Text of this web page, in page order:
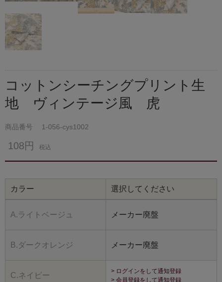
コットンシーチングプリント生
地 ヴィンテージ風 虎
商品番号 1-056-cys1002
108円 税込
カラー 選択してください
A.ライトベージュ メーカー廃盤
B.ダークオレンジ メーカー廃盤
C.ネイビー
> ログインをして通知登録
> 会員登録をして通知登録